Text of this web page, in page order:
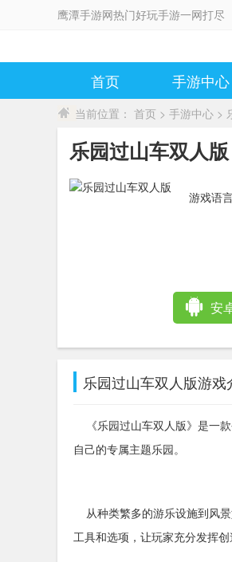
鹰潭手游网热门好玩手游一网打尽
首页 手游中心
当前位置： 首页 > 手游中心 >
乐园过山车双人版
游戏语
安
乐园过山车双人版游戏
《乐园过山车双人版》是一
自己的专属主题乐园。
从种类繁多的游乐设施到风
工具和选项，让玩家充分发挥